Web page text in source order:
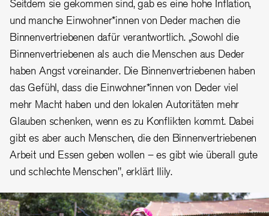
Seitdem sie gekommen sind, gab es eine hohe Inflation,
und manche Einwohner*innen von Deder machen die
Binnenvertriebenen dafür verantwortlich.„Sowohl die
Binnenvertriebenen als auch die Menschen aus Deder
haben Angst voreinander. Die Binnenvertriebenen haben
das Gefühl, dass die Einwohner*innen von Deder viel
mehr Macht haben und den lokalen Autoritäten mehr
Glauben schenken, wenn es zu Konflikten kommt. Dabei
gibt es aber auch Menschen, die den Binnenvertriebenen
Arbeit und Essen geben wollen – es gibt wie überall gute
und schlechte Menschen", erklärt Ilily.